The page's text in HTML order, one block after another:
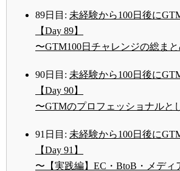
89日目: 未経験から100日後に
【Day 89】
〜GTM100日チャレンジの総ま
90日目: 未経験から100日後に
【Day 90】
〜GTMのプロフェッショナルと
91日目: 未経験から100日後に
【Day 91】
〜【実践編】EC・BtoB・メディ